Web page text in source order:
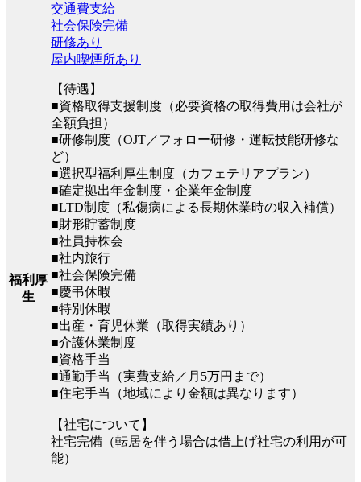
福利厚
生
交通費支給
社会保険完備
研修あり
屋内喫煙所あり
【待遇】
■資格取得支援制度（必要資格の取得費用は会社が
全額負担）
■研修制度（OJT／フォロー研修・運転技能研修な
ど）
■選択型福利厚生制度（カフェテリアプラン）
■確定拠出年金制度・企業年金制度
■LTD制度（私傷病による長期休業時の収入補償）
■財形貯蓄制度
■社員持株会
■社内旅行
■社会保険完備
■慶弔休暇
■特別休暇
■出産・育児休業（取得実績あり）
■介護休業制度
■資格手当
■通勤手当（実費支給／月5万円まで）
■住宅手当（地域により金額は異なります）
【社宅について】
社宅完備（転居を伴う場合は借上げ社宅の利用が可
能）